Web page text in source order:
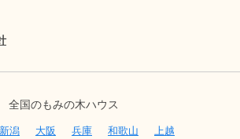
全国のもみの木ハウス
新潟 大阪 兵庫 和歌山 上越